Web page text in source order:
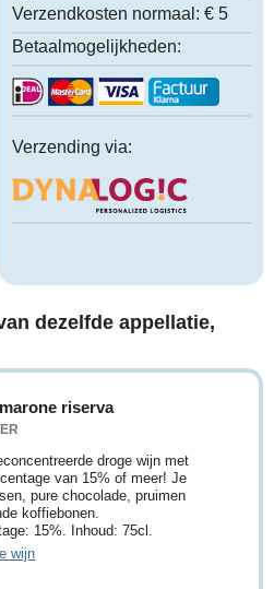
Verzendkosten normaal: € 5
Betaalmogelijkheden:
Verzending via:
dezelfde appellatie,
riserva
droge wijn met
van 15% of meer! Je
pure chocolade, pruimen
koffiebonen.
15%. Inhoud: 75cl.
wijn